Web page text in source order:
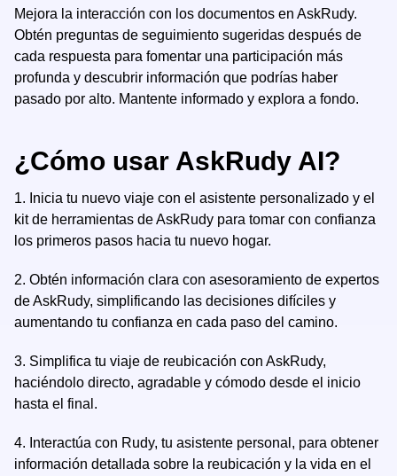
Mejora la interacción con los documentos en AskRudy.
Obtén preguntas de seguimiento sugeridas después de
cada respuesta para fomentar una participación más
profunda y descubrir información que podrías haber
pasado por alto. Mantente informado y explora a fondo.
¿Cómo usar AskRudy AI?
1. Inicia tu nuevo viaje con el asistente personalizado y el
kit de herramientas de AskRudy para tomar con confianza
los primeros pasos hacia tu nuevo hogar.
2. Obtén información clara con asesoramiento de expertos
de AskRudy, simplificando las decisiones difíciles y
aumentando tu confianza en cada paso del camino.
3. Simplifica tu viaje de reubicación con AskRudy,
haciéndolo directo, agradable y cómodo desde el inicio
hasta el final.
4. Interactúa con Rudy, tu asistente personal, para obtener
información detallada sobre la reubicación y la vida en el